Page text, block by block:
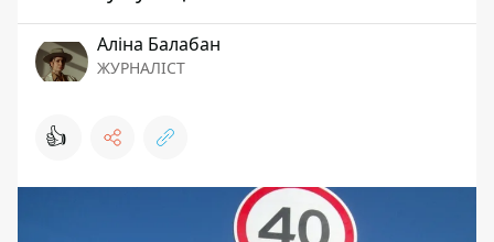
Аліна Балабан
ЖУРНАЛІСТ
👍